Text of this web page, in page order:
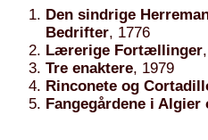
Den sindrige
Bedrifter, 1776
Lærerige Fortællinger
Tre enaktere, 1979
Rinconete og
Fangegårdene i